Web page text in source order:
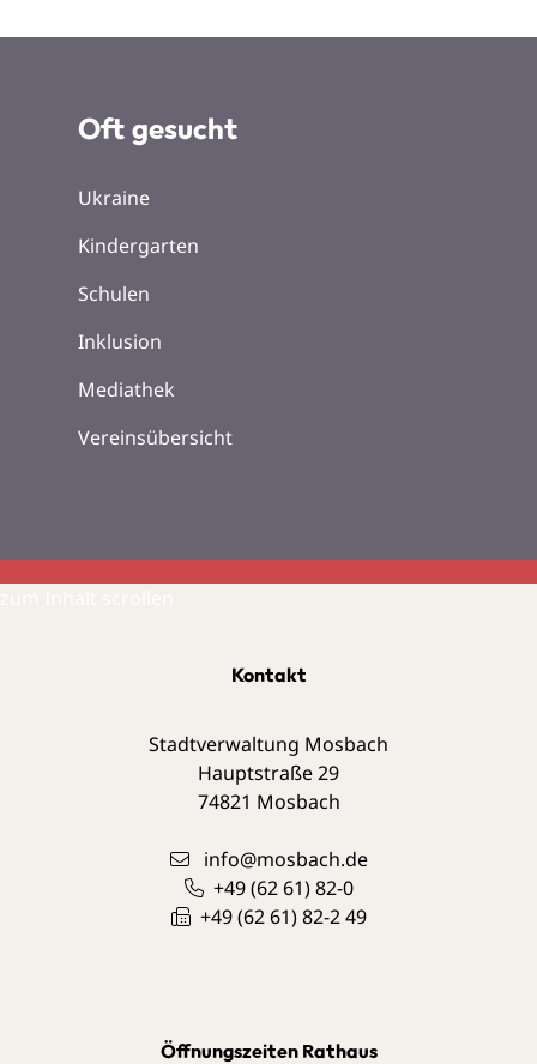
Oft gesucht
Ukraine
Kindergarten
Schulen
Inklusion
Mediathek
Vereinsübersicht
Kontakt
Stadtverwaltung Mosbach
Hauptstraße 29
74821 Mosbach
info@mosbach.de
+49 (62 61) 82-0
+49 (62 61) 82-2 49
Öffnungszeiten Rathaus